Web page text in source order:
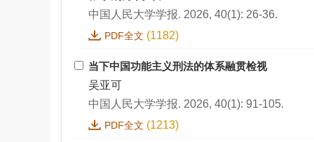
中国人民大学学报. 2026, 40(1): 26-36.
PDF全文 (1182)
当下中国功能主义刑法的体系融贯检视
吴亚可
中国人民大学学报. 2026, 40(1): 91-105.
PDF全文 (1213)